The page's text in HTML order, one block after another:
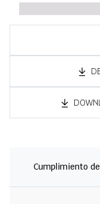
Cumplimiento